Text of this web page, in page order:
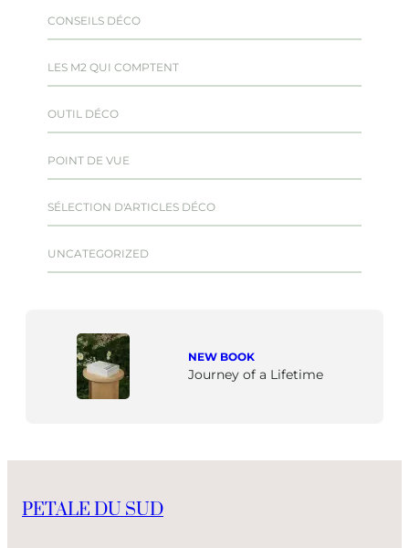
CONSEILS DÉCO
LES M2 QUI COMPTENT
OUTIL DÉCO
POINT DE VUE
SÉLECTION D'ARTICLES DÉCO
UNCATEGORIZED
NEW BOOK
Journey of a Lifetime
PETALE DU SUD